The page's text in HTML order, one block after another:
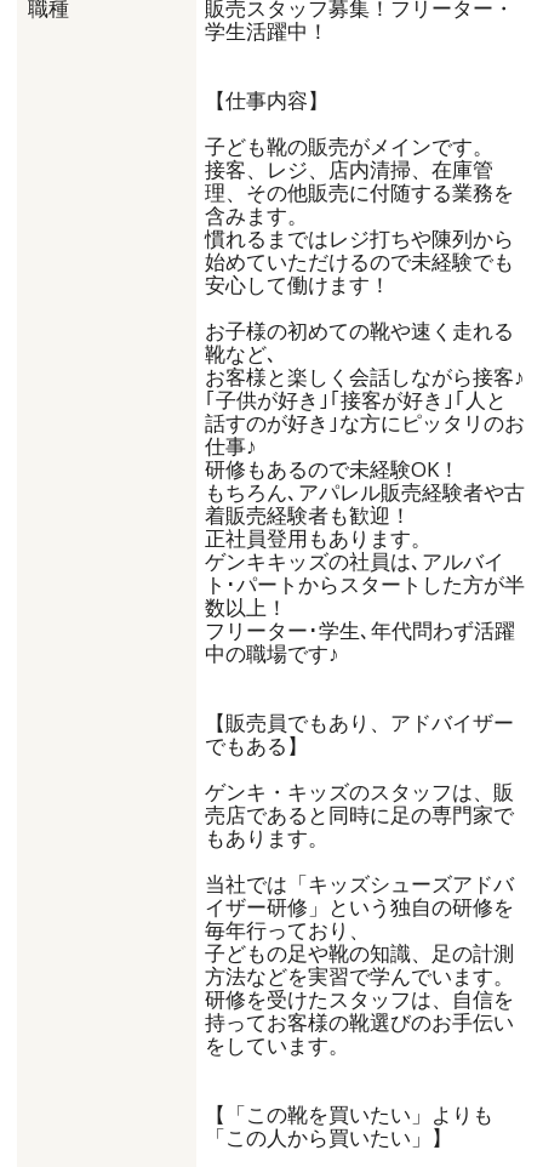
職種
販売スタッフ募集！フリーター・
学生活躍中！
【仕事内容】
子ども靴の販売がメインです。
接客、レジ、店内清掃、在庫管
理、その他販売に付随する業務を
含みます。
慣れるまではレジ打ちや陳列から
始めていただけるので未経験でも
安心して働けます！
お子様の初めての靴や速く走れる
靴など､
お客様と楽しく会話しながら接客♪
｢子供が好き｣｢接客が好き｣｢人と
話すのが好き｣な方にピッタリのお
仕事♪
研修もあるので未経験OK！
もちろん､アパレル販売経験者や古
着販売経験者も歓迎！
正社員登用もあります。
ゲンキキッズの社員は､アルバイ
ト･パートからスタートした方が半
数以上！
フリーター･学生､年代問わず活躍
中の職場です♪
【販売員でもあり、アドバイザー
でもある】
ゲンキ・キッズのスタッフは、販
売店であると同時に足の専門家で
もあります。
当社では「キッズシューズアドバ
イザー研修」という独自の研修を
毎年行っており、
子どもの足や靴の知識、足の計測
方法などを実習で学んでいます。
研修を受けたスタッフは、自信を
持ってお客様の靴選びのお手伝い
をしています。
【「この靴を買いたい」よりも
「この人から買いたい」】